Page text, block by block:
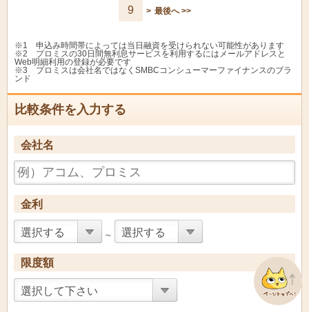
アイオー信用金庫
空知商工信用組合
清水銀行
アイオー信用金庫
盛岡信用金庫
島根中央信用金庫
マイプラン「エクセレ
4.8%
アイオーキャッスル５
００
5.8%
ピーターパンぽけっと 14.4%
ローン
マイプラン「スーパ
ー」
5.7% 9.8%
もりしんカードローン 9.0%
ハンディ 14.6%
9 > 最後へ >>
※1 申込み時間帯によっては当日融資を受けられない可能性があります
※2 プロミスの30日間無利息サービスを利用するにはメールアドレスと
Web明細利用の登録が必要です
※3 プロミスは会社名ではなくSMBCコンシューマーファイナンスのブラ
ンド
比較条件を入力する
会社名
金利
選択する ～ 選択する
限度額
選択して下さい